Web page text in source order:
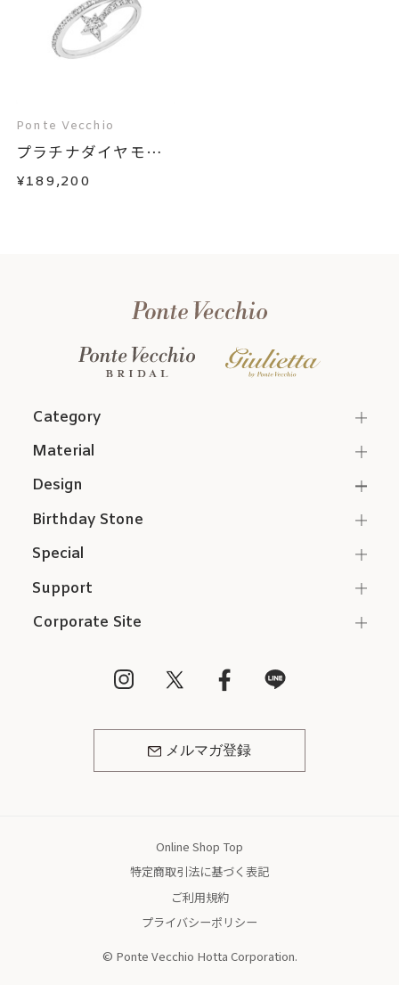
Ponte Vecchio
プラチナダイヤモン
ド...
¥189,200
Category
Support
Corporate Site
メルマガ登録
Material
Design
Birthday Stone
Special
Online Shop Top
特定商取引法に基づく表記
ご利用規約
プライバシーポリシー
© Ponte Vecchio Hotta Corporation.